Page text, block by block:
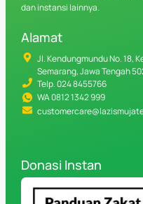
dan instansi lainnya.
Alamat
Jl. Kendungmundu No. 18,
Semarang, Jawa Tengah
Telp. 024 8455766
WA 0812 1342 999
Donasi Instan